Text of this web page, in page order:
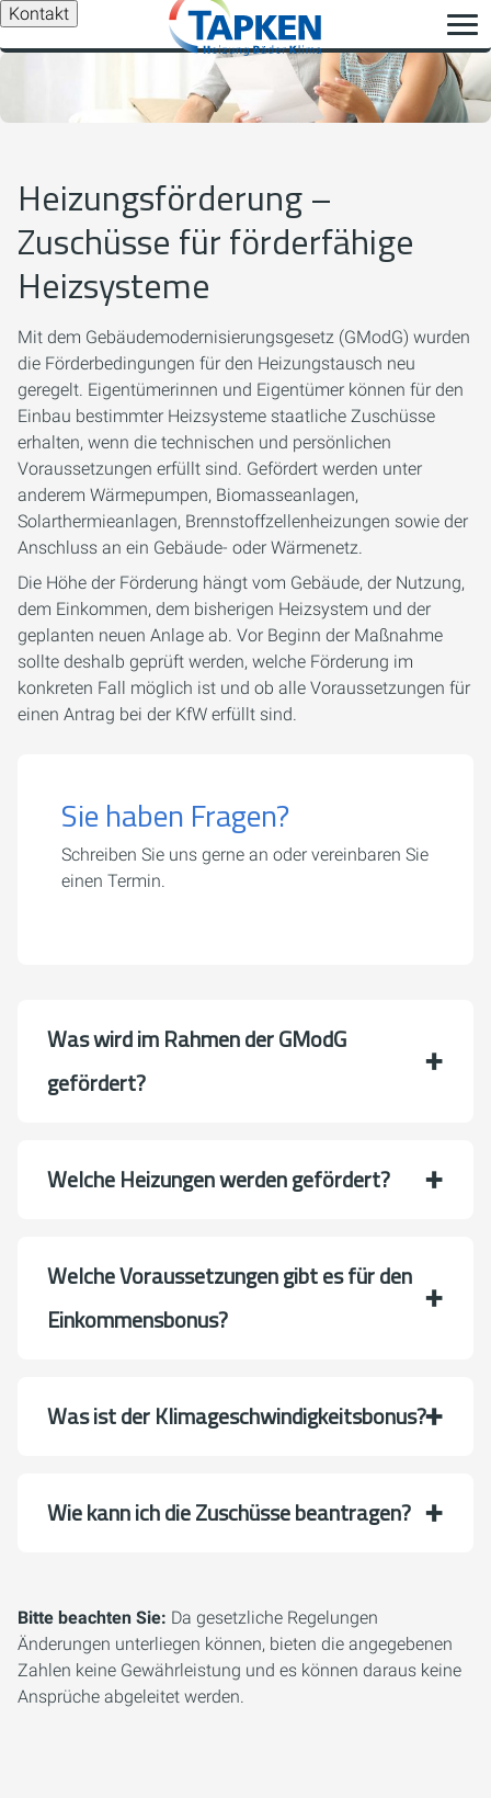
Kontakt
Heizungsförderung –
Zuschüsse für förderfähige
Heizsysteme
Mit dem Gebäudemodernisierungsgesetz (GModG) wurden
die Förderbedingungen für den Heizungstausch neu
geregelt. Eigentümerinnen und Eigentümer können für den
Einbau bestimmter Heizsysteme staatliche Zuschüsse
erhalten, wenn die technischen und persönlichen
Voraussetzungen erfüllt sind. Gefördert werden unter
anderem Wärmepumpen, Biomasseanlagen,
Solarthermieanlagen, Brennstoffzellenheizungen sowie der
Anschluss an ein Gebäude- oder Wärmenetz.
Die Höhe der Förderung hängt vom Gebäude, der Nutzung,
dem Einkommen, dem bisherigen Heizsystem und der
geplanten neuen Anlage ab. Vor Beginn der Maßnahme
sollte deshalb geprüft werden, welche Förderung im
konkreten Fall möglich ist und ob alle Voraussetzungen für
einen Antrag bei der KfW erfüllt sind.
Sie haben Fragen?
Schreiben Sie uns gerne an oder vereinbaren Sie
einen Termin.
Was wird im Rahmen der GModG
gefördert?
Welche Heizungen werden gefördert?
Welche Voraussetzungen gibt es für den
Einkommensbonus?
Was ist der Klimageschwindigkeitsbonus?
Wie kann ich die Zuschüsse beantragen?
Bitte beachten Sie: Da gesetzliche Regelungen
Änderungen unterliegen können, bieten die angegebenen
Zahlen keine Gewährleistung und es können daraus keine
Ansprüche abgeleitet werden.